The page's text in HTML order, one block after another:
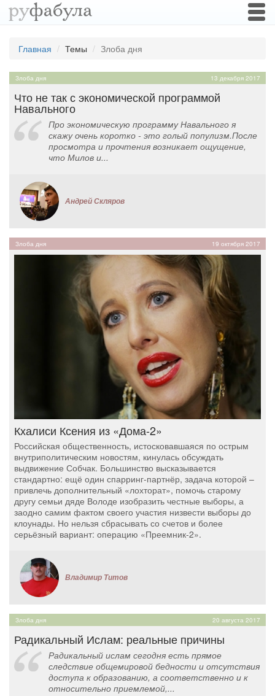
Главная Темы Злоба дня
Злоба дня 13 декабря 2017
Что не так с экономической программой
Навального
Про экономическую программу Навального я
скажу очень коротко - это голый популизм.После
просмотра и прочтения возникает ощущение,
что Милов и...
Андрей Скляров
Злоба дня 19 октября 2017
Кхалиси Ксения из «Дома-2»
Российская общественность, истосковавшаяся по острым
внутриполитическим новостям, кинулась обсуждать
выдвижение Собчак. Большинство высказывается
стандартно: ещё один спарринг-партнёр, задача которой –
привлечь дополнительный «лохторат», помочь старому
другу семьи дяде Володе изобразить честные выборы, а
заодно самим фактом своего участия низвести выборы до
клоунады. Но нельзя сбрасывать со счетов и более
серьёзный вариант: операцию «Преемник-2».
Владимир Титов
Злоба дня 20 августа 2017
Радикальный Ислам: реальные причины
Радикальный ислам сегодня есть прямое
следствие общемировой бедности и отсутствия
доступа к образованию, а соответственно и к
относительно приемлемой,...